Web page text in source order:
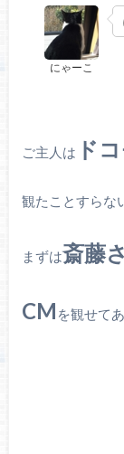
にゃーこ
ご主人は ド
観たことすらな
まずは斎藤
CM を観せて